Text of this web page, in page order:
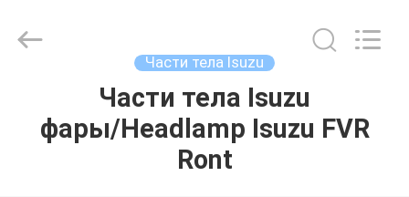
Части тела Isuzu
Части тела Isuzu
фары/Headlamp Isuzu FVR
Ront